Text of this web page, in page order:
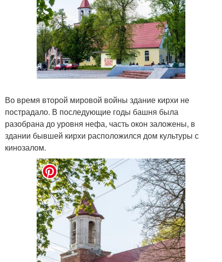
Во время второй мировой войны здание кирхи не
пострадало. В последующие годы башня была
разобрана до уровня нефа, часть окон заложены, в
здании бывшей кирхи расположился дом культуры с
кинозалом.